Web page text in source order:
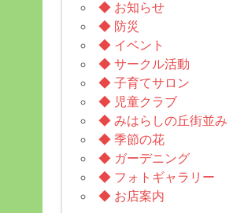
◆ お知らせ
◆ 防災
◆ イベント
◆ サークル活動
◆ 子育てサロン
◆ 児童クラブ
◆ みはらしの丘街並み
◆ 季節の花
◆ ガーデニング
◆ フォトギャラリー
◆ お店案内